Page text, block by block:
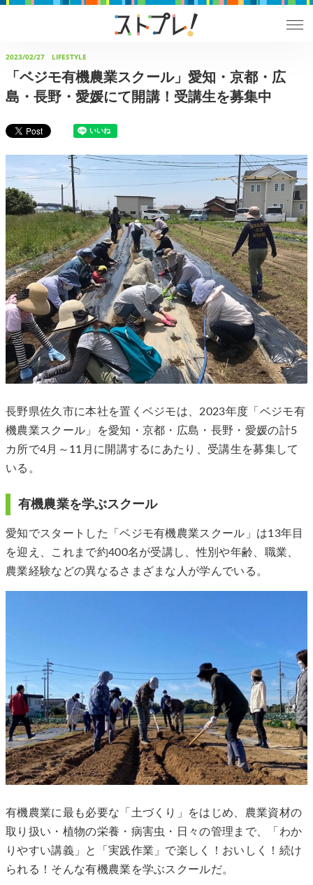
2023/02/27 LIFESTYLE
「ベジモ有機農業スクール」愛知・京都・広
島・長野・愛媛にて開講！受講生を募集中
長野県佐久市に本社を置くベジモは、2023年度「ベジモ有
機農業スクール」を愛知・京都・広島・長野・愛媛の計5
カ所で4月～11月に開講するにあたり、受講生を募集して
いる。
有機農業を学ぶスクール
愛知でスタートした「ベジモ有機農業スクール」は13年目
を迎え、これまで約400名が受講し、性別や年齢、職業、
農業経験などの異なるさまざまな人が学んでいる。
有機農業に最も必要な「土づくり」をはじめ、農業資材の
取り扱い・植物の栄養・病害虫・日々の管理まで、「わか
りやすい講義」と「実践作業」で楽しく！おいしく！続け
られる！そんな有機農業を学ぶスクールだ。